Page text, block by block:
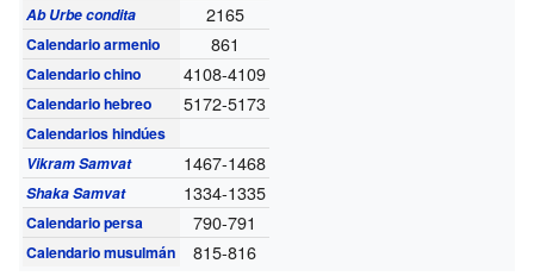
Ab Urbe condita 2165
Calendario armenio 861
Calendario chino 4108-4109
Calendario hebreo 5172-5173
Calendarios hindúes
Vikram Samvat
1467-1468
Shaka Samvat 1334-1335
Calendario persa 790-791
Calendario musulmán 815-816